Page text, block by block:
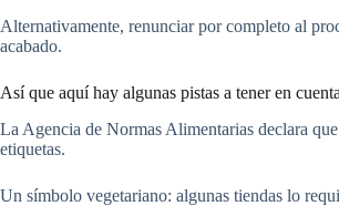
Alternativamente, renunciar por completo al
acabado.
Así que aquí hay algunas pistas a tener en
La Agencia de Normas Alimentarias declara
etiquetas.
Un símbolo vegetariano: algunas tiendas lo